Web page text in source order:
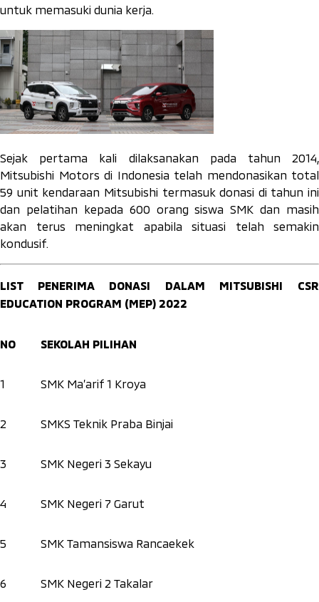
untuk memasuki dunia kerja.
Sejak pertama kali dilaksanakan pada tahun 2014,
Mitsubishi Motors di Indonesia telah mendonasikan total
59 unit kendaraan Mitsubishi termasuk donasi di tahun ini
dan pelatihan kepada 600 orang siswa SMK dan masih
akan terus meningkat apabila situasi telah semakin
kondusif.
LIST PENERIMA DONASI DALAM MITSUBISHI CSR
EDUCATION PROGRAM (MEP) 2022
NO SEKOLAH PILIHAN
1 SMK Ma’arif 1 Kroya
2 SMKS Teknik Praba Binjai
3 SMK Negeri 3 Sekayu
4 SMK Negeri 7 Garut
5 SMK Tamansiswa Rancaekek
6 SMK Negeri 2 Takalar